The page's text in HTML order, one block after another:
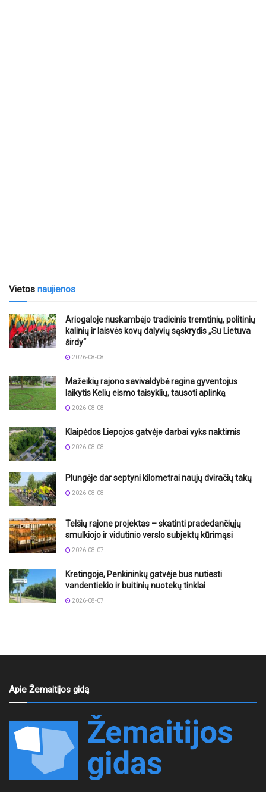
Vietos naujienos
Ariogaloje nuskambėjo tradicinis tremtinių, politinių
kalinių ir laisvės kovų dalyvių sąskrydis „Su Lietuva
širdy“
2026-08-08
Mažeikių rajono savivaldybė ragina gyventojus
laikytis Kelių eismo taisyklių, tausoti aplinką
2026-08-08
Klaipėdos Liepojos gatvėje darbai vyks naktimis
2026-08-08
Plungėje dar septyni kilometrai naujų dviračių takų
2026-08-08
Telšių rajone projektas – skatinti pradedančiųjų
smulkiojo ir vidutinio verslo subjektų kūrimąsi
2026-08-07
Kretingoje, Penkininkų gatvėje bus nutiesti
vandentiekio ir buitinių nuotekų tinklai
2026-08-07
Apie Žemaitijos gidą